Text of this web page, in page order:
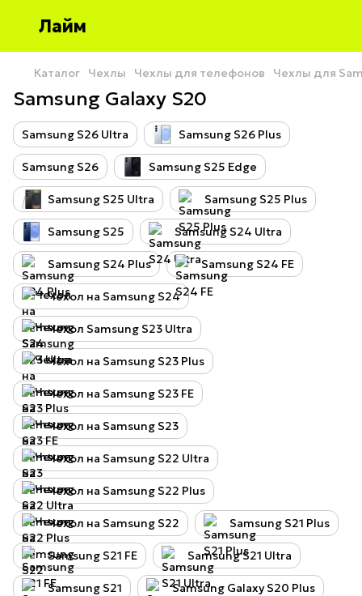
Лайм
Каталог Чехлы Чехлы для телефонов Чехлы для
Samsung Galaxy S20
Samsung S26 Ultra Samsung S26 Plus
Samsung S26 Samsung S25 Edge
Samsung S25 Ultra Samsung S25 Plus
Samsung S25 Samsung S24 Ultra
Samsung S24 Plus Samsung S24 FE
Чехол на Samsung S24
Чехол Samsung S23 Ultra
Чехол на Samsung S23 Plus
Чехол на Samsung S23 FE
Чехол на Samsung S23
Чехол на Samsung S22 Ultra
Чехол на Samsung S22 Plus
Чехол на Samsung S22 Samsung S21 Plus
Samsung S21 FE Samsung S21 Ultra
Samsung S21 Samsung Galaxy S20 Plus